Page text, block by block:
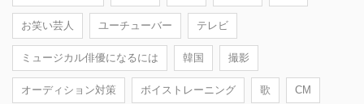
お笑い芸人 ユーチューバー テレビ
ミュージカル俳優になるには 韓国 撮影
オーディション対策 ボイストレーニング 歌 CM